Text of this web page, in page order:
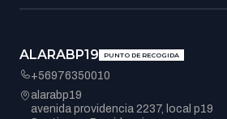
ALARABP19 PUNTO DE RECOGIDA
+56976350010
alarabp19
avenida providencia 2237, local p19